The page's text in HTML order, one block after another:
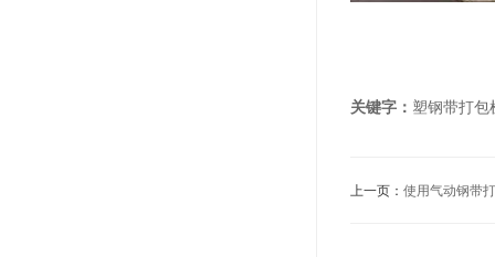
关键字： 塑钢带打包
上一页： 使用气动钢带